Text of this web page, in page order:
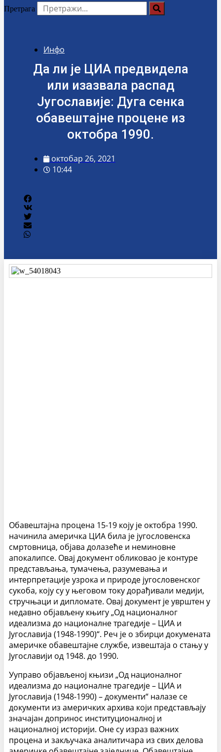
Претрага
Инфо
Да ли је ЦИА предвидела
или изазвала распад
Југославије: Дуга сенка
обавештајне процене из
октобра 1990.
октобар 26, 2021
10:44
Обавештајна процена 15-19 коју је октобра 1990.
начинила америчка ЦИА била је југословенска
смртовница, објава долазеће и неминовне
апокалипсе. Овај документ обликовао је контуре
представљања, тумачења, разумевања и
интерпретације узрока и природе југословенског
сукоба, коју су у његовом току дорађивали медији,
стручњаци и дипломате. Овај документ је уврштен у
недавно објављену књигу „Од националног
идеализма до националне трагедије – ЦИА и
Југославија (1948-1990)“. Реч је о збирци докумената
америчке обавештајне службе, извештаја о стању у
Југославији од 1948. до 1990.
Ууправо објављеној књизи „Од националног
идеализма до националне трагедије – ЦИА и
Југославија (1948-1990) – документи“ налазе се
документи из америчких архива који представљају
значајан допринос институционалној и
националној историји. Оне су израз важних
процена и закључака аналитичара из свих делова